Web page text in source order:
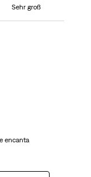
Sehr groß
encanta